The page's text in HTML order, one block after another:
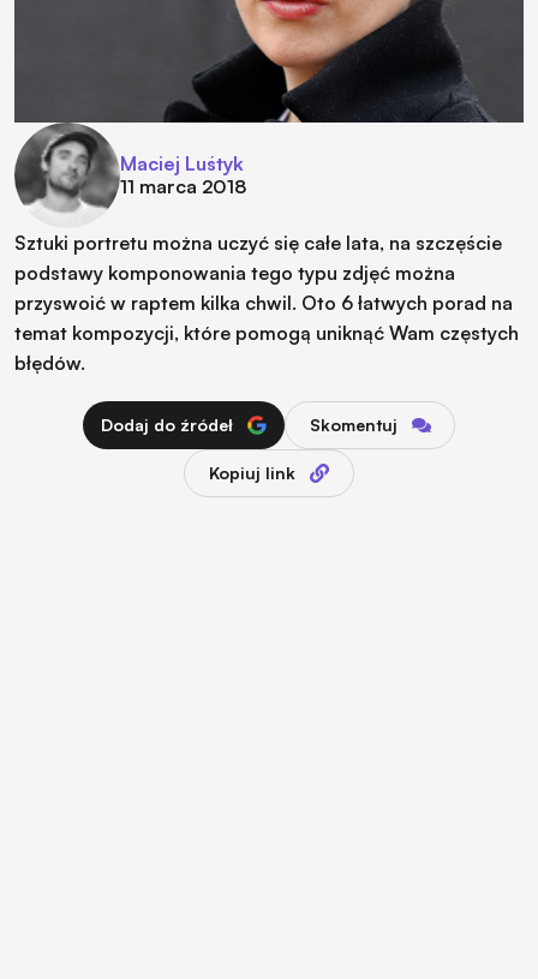
Maciej Luśtyk
11 marca 2018
Sztuki portretu można uczyć się całe lata, na szczęście
podstawy komponowania tego typu zdjęć można
przyswoić w raptem kilka chwil. Oto 6 łatwych porad na
temat kompozycji, które pomogą uniknąć Wam częstych
błędów.
Dodaj do źródeł Skomentuj
Kopiuj link